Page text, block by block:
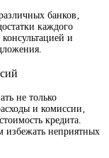
банков‚
каждого
и
не только
и комиссии‚
кредита.
избежать неприятных